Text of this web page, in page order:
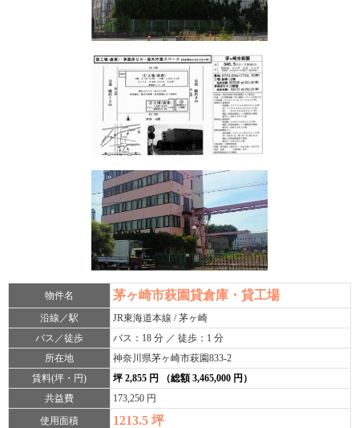
物件名 茅ヶ崎市萩園貸倉庫・貸工場
沿線／駅
JR東海道本線 / 茅ヶ崎
バス／徒歩
バス：18 分 ／ 徒歩：1 分
所在地
神奈川県茅ヶ崎市萩園833-2
賃料(坪・円)
坪 2,855 円 （総額 3,465,000 円）
共益費
173,250 円
使用面積
1213.5 坪